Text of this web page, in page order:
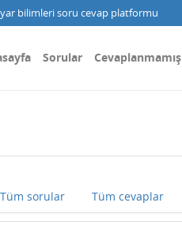
bilimleri soru cevap platformu
Sorular Cevaplanmamış
Tüm sorular Tüm cevaplar